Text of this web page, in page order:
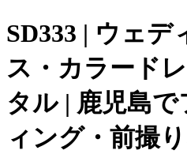
SD333 | ウェデ
ス・カラード
タル | 鹿児島
ィング・前撮